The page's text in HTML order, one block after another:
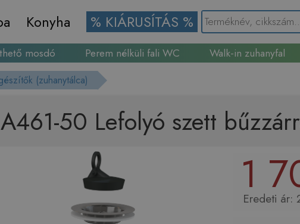
Konyha % KIÁRUSÍTÁS %
mosdó Perem nélküli fali WC Walk-in zuhanyfal
(zuhanytálca)
50 Lefolyó szett
1